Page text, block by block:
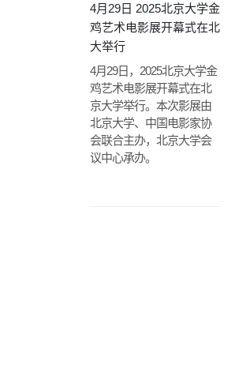
4月29日 2025北京大学金
鸡艺术电影展开幕式在北
大举行
4月29日，2025北京大学金
鸡艺术电影展开幕式在北
京大学举行。本次影展由
北京大学、中国电影家协
会联合主办，北京大学会
议中心承办。